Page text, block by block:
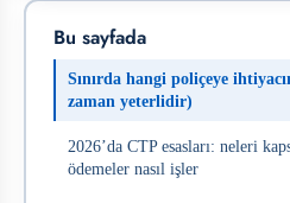
Bu sayfada
Sınırda hangi poliçeye
zaman yeterlidir)
2026’da CTP esasları: neleri
ödemeler nasıl işler